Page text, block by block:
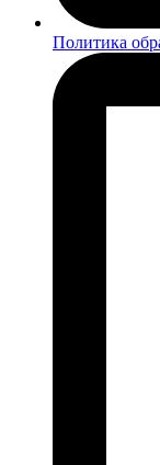
Политика